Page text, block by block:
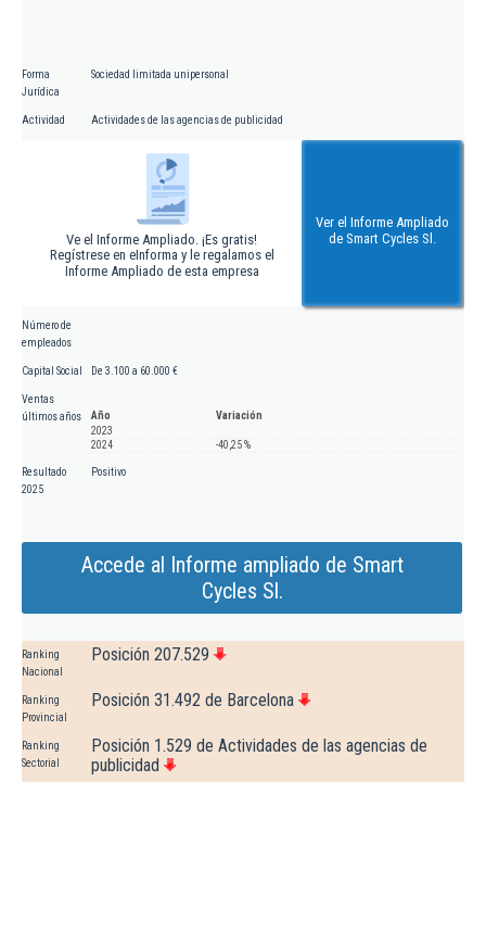
Forma
Jurídica
Sociedad limitada unipersonal
Actividad Actividades de las agencias de publicidad
Ve el Informe Ampliado. ¡Es gratis!
Regístrese en eInforma y le regalamos el
Informe Ampliado de esta empresa
Ver el Informe Ampliado
de Smart Cycles Sl.
Número de
empleados
Capital Social De 3.100 a 60.000 €
Ventas
últimos años
Año
Variación
2023
2024
-40,25 %
Resultado
2025
Positivo
Accede al Informe ampliado de Smart
Cycles Sl.
Ranking
Nacional
Posición 207.529
Ranking
Provincial
Posición 31.492 de Barcelona
Ranking
Sectorial
Posición 1.529 de Actividades de las agencias de
publicidad